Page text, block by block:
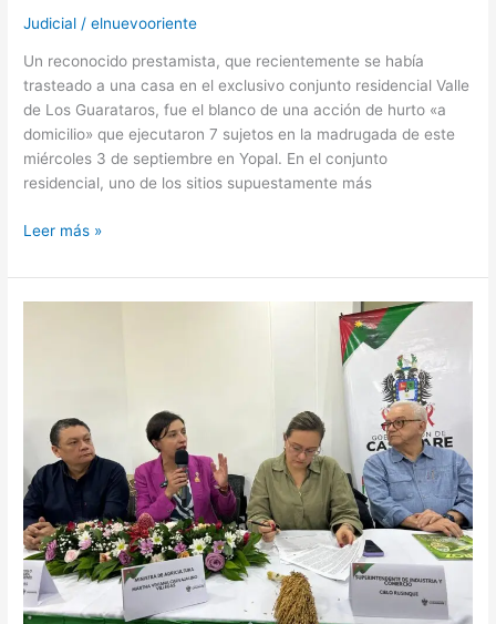
Judicial /elnuevooriente
Un reconocido prestamista, que recientemente se había
trasteado a una casa en el exclusivo conjunto residencial Valle
de Los Guarataros, fue el blanco de una acción de hurto «a
domicilio» que ejecutaron 7 sujetos en la madrugada de este
miércoles 3 de septiembre en Yopal. En el conjunto
residencial, uno de los sitios supuestamente más
Leer más »
GOBIERNO,
CULTIVADORES
Y
MOLINEROS
EN
CASANARE